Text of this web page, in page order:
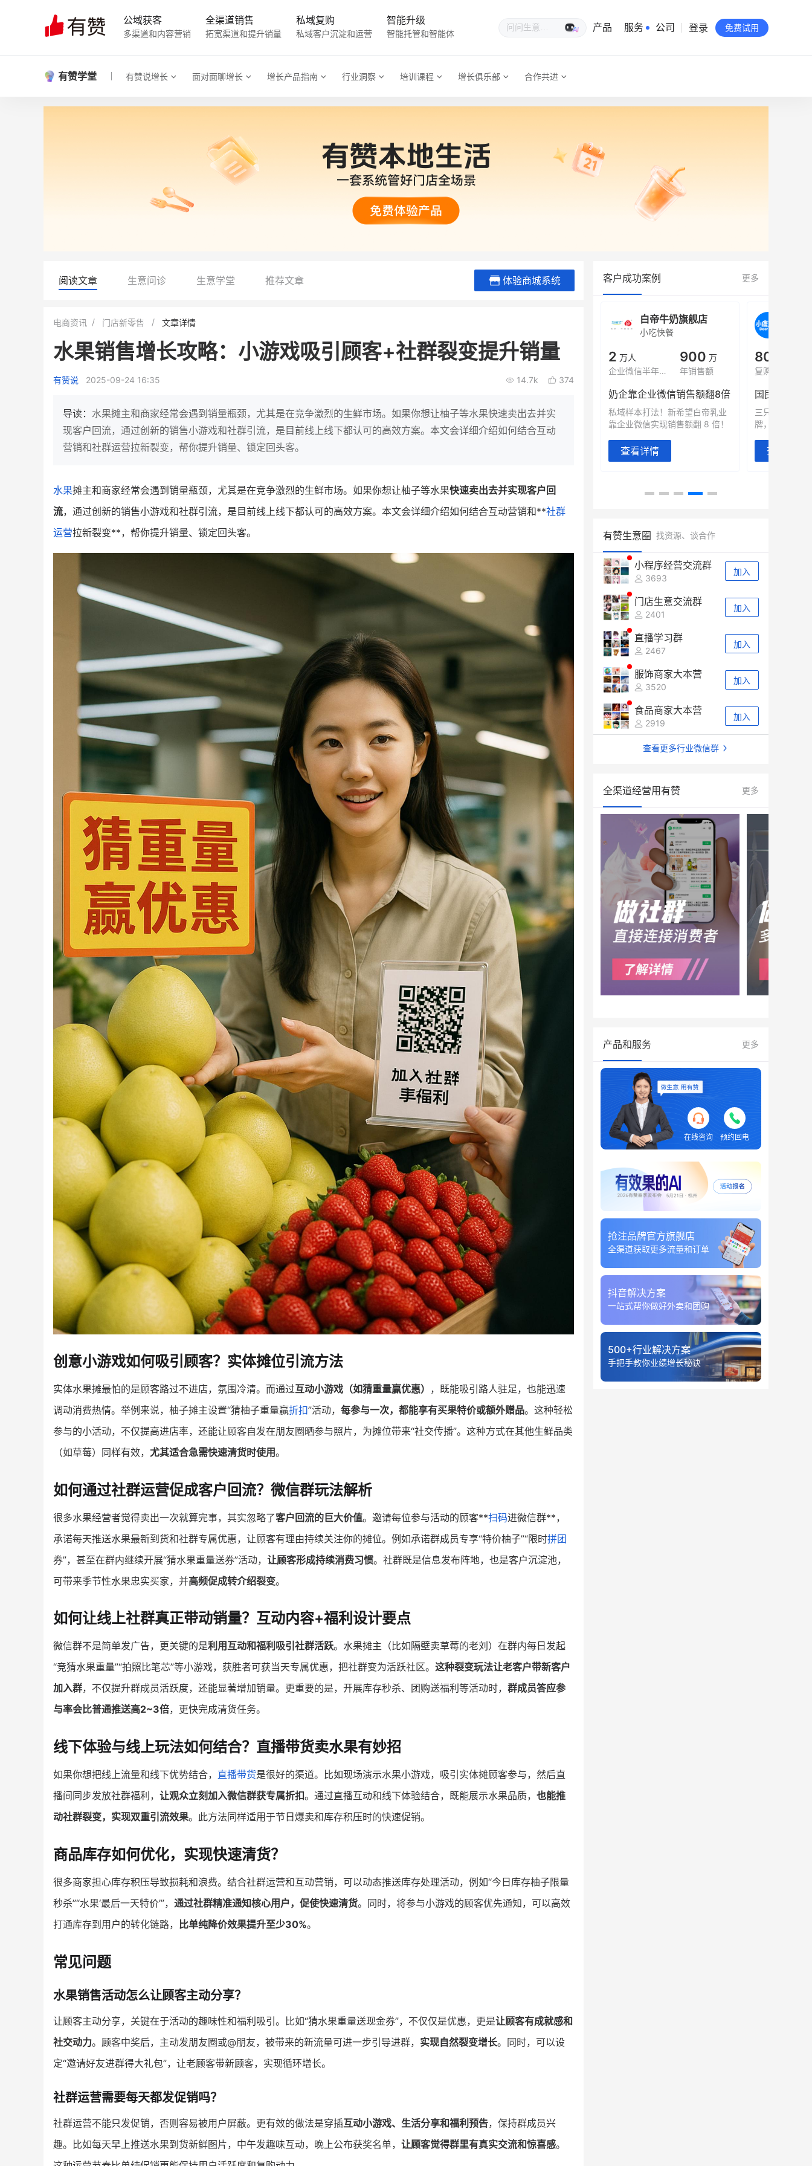
公域获客
多渠道和内容营销
全渠道销售
拓宽渠道和提升销量
私域复购
私域客户沉淀和运营
智能升级
智能托管和智能体
生意专家
产品 服务 公司
有赞公益
站点地图
登录 免费试用
有赞学堂 有赞说增长 面对面聊增长 增长产品指南 行业洞察 培训课程 增长俱乐部 合作共进
阅读文章 生意问诊 生意学堂 推荐文章 体验商城系统
电商资讯 门店新零售 文章详情
水果销售增长攻略：小游戏吸引顾客+社群裂变提升销量
有赞说 2025-09-24 16:35 14.7k 374
导读： 水果摊主和商家经常会遇到销量瓶颈，尤其是在竞争激烈的生鲜市场。如果你想让柚子等水果快速卖出去并实
现客户回流，通过创新的销售小游戏和社群引流，是目前线上线下都认可的高效方案。本文会详细介绍如何结合互动
营销和社群运营拉新裂变，帮你提升销量、锁定回头客。
水果摊主和商家经常会遇到销量瓶颈，尤其是在竞争激烈的生鲜市场。如果你想让柚子等水果快速卖出去并实现客户回
流，通过创新的销售小游戏和社群引流，是目前线上线下都认可的高效方案。本文会详细介绍如何结合互动营销和**社群
运营拉新裂变**，帮你提升销量、锁定回头客。
创意小游戏如何吸引顾客？实体摊位引流方法
实体水果摊最怕的是顾客路过不进店，氛围冷清。而通过互动小游戏（如猜重量赢优惠） ，既能吸引路人驻足，也能迅速
调动消费热情。举例来说，柚子摊主设置“猜柚子重量赢折扣”活动， 每参与一次，都能享有买果特价或额外赠品。这种轻松
参与的小活动，不仅提高进店率，还能让顾客自发在朋友圈晒参与照片，为摊位带来“社交传播”。这种方式在其他生鲜品类
（如草莓）同样有效， 尤其适合急需快速清货时使用。
如何通过社群运营促成客户回流？微信群玩法解析
很多水果经营者觉得卖出一次就算完事，其实忽略了客户回流的巨大价值。邀请每位参与活动的顾客**扫码进微信群**，
承诺每天推送水果最新到货和社群专属优惠，让顾客有理由持续关注你的摊位。例如承诺群成员专享“特价柚子”“限时拼团
券”，甚至在群内继续开展“猜水果重量送券”活动， 让顾客形成持续消费习惯。社群既是信息发布阵地，也是客户沉淀池，
可带来季节性水果忠实买家，并高频促成转介绍裂变。
如何让线上社群真正带动销量？互动内容+福利设计要点
微信群不是简单发广告，更关键的是利用互动和福利吸引社群活跃。水果摊主（比如隔壁卖草莓的老刘）在群内每日发起
“竞猜水果重量”“拍照比笔芯”等小游戏，获胜者可获当天专属优惠，把社群变为活跃社区。 这种裂变玩法让老客户带新客户
加入群，不仅提升群成员活跃度，还能显著增加销量。更重要的是，开展库存秒杀、团购送福利等活动时， 群成员答应参
与率会比普通推送高2~3倍，更快完成清货任务。
线下体验与线上玩法如何结合？直播带货卖水果有妙招
如果你想把线上流量和线下优势结合， 直播带货是很好的渠道。比如现场演示水果小游戏，吸引实体摊顾客参与，然后直
播间同步发放社群福利， 让观众立刻加入微信群获专属折扣。通过直播互动和线下体验结合，既能展示水果品质， 也能推
动社群裂变，实现双重引流效果。此方法同样适用于节日爆卖和库存积压时的快速促销。
商品库存如何优化，实现快速清货？
很多商家担心库存积压导致损耗和浪费。结合社群运营和互动营销，可以动态推送库存处理活动，例如“今日库存柚子限量
秒杀”“水果‘最后一天特价’”， 通过社群精准通知核心用户，促使快速清货。同时，将参与小游戏的顾客优先通知，可以高效
打通库存到用户的转化链路，
比单纯降价效果提升至少30%。
常见问题
水果销售活动怎么让顾客主动分享？
让顾客主动分享，关键在于活动的趣味性和福利吸引。比如“猜水果重量送现金券”，不仅仅是优惠，更是让顾客有成就感和
社交动力。顾客中奖后，主动发朋友圈或@朋友，被带来的新流量可进一步引导进群， 实现自然裂变增长。同时，可以设
定“邀请好友进群得大礼包”，让老顾客带新顾客，实现循环增长。
社群运营需要每天都发促销吗？
社群运营不能只发促销，否则容易被用户屏蔽。更有效的做法是穿插互动小游戏、生活分享和福利预告，保持群成员兴
趣。比如每天早上推送水果到货新鲜图片，中午发趣味互动，晚上公布获奖名单， 让顾客觉得群里有真实交流和惊喜感。
客户成功案例 更多
BEIESTATE贝易品牌
母婴
类目销售额
年度GMV
有货源没流量？母婴馆如何破局
他只用7年做到平台销冠，转战私
域如何破局？
200 万
200 %
这家女装连锁如何借有赞破局新
零售？
查看详情
30
万
2000 万
IT精英回乡种地，撬动2000万生
意！
2 万人
900
私域样本打法！新希望白帝乳业
靠企业微信实现销售额翻 8 倍！
小鹿蓝蓝会员
休闲零食
80%
复购率
7900 万
一季度营收
国民品牌副线的私域大爆发
三只松鼠旗下的网红婴儿辅食品
牌，22天便拿下类目第一
查看详情
1 top
他只用7年做
域如何破局？
查看详情
有赞生意圈 找资源、谈合作
小程序经营交流群
3693
加入
门店生意交流群
2401
加入
直播学习群
2467
加入
服饰商家大本营
3520
加入
食品商家大本营
2919
加入
查看更多行业微信群
全渠道经营用有赞 更多
产品和服务 更多
在线咨询 预约回电
抢注品牌官方旗舰店
全渠道获取更多流量和订单
抖音解决方案
一站式帮你做好外卖和团购
500+行业解决方案
手把手教你业绩增长秘诀